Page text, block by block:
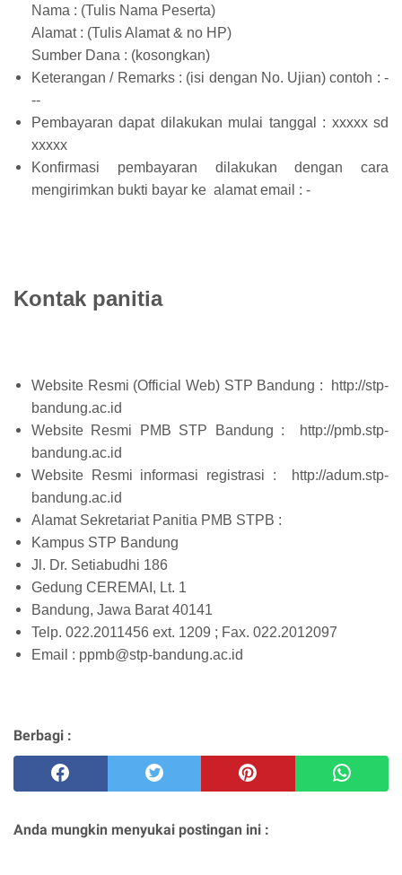
Nama : (Tulis Nama Peserta)
Alamat : (Tulis Alamat & no HP)
Sumber Dana : (kosongkan)
Keterangan / Remarks : (isi dengan No. Ujian) contoh : -
--
Pembayaran dapat dilakukan mulai tanggal : xxxxx sd
xxxxx
Konfirmasi pembayaran dilakukan dengan cara
mengirimkan bukti bayar ke alamat email : -
Kontak panitia
Website Resmi (Official Web) STP Bandung : http://stp-
bandung.ac.id
Website Resmi PMB STP Bandung : http://pmb.stp-
bandung.ac.id
Website Resmi informasi registrasi : http://adum.stp-
bandung.ac.id
Alamat Sekretariat Panitia PMB STPB :
Kampus STP Bandung
Jl. Dr. Setiabudhi 186
Gedung CEREMAI, Lt. 1
Bandung, Jawa Barat 40141
Telp. 022.2011456 ext. 1209 ; Fax. 022.2012097
Email : ppmb@stp-bandung.ac.id
Berbagi :
Anda mungkin menyukai postingan ini :